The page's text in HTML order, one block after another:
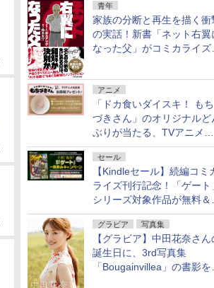
青年
家族の分断と再生を描く衝
の実話！新書「ネット右翼
なった父」がコミカライズ
アニメ
「ドカ食いダイスキ！ もち
づきさん」のオリジナルど
ぶりが当たる、TVアニメ公
式Xキャンペーンが開催中
セール
【Kindleセール】続編コミ
ライズ刊行記念！「ゲート
シリーズ対象作品が無料＆
大80%オフ！
グラビア 写真集
【グラビア】中田花奈さん
誕生日に、3rd写真集
「Bougainvillea」の書影を